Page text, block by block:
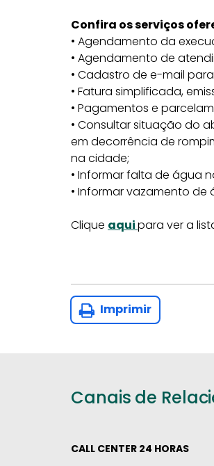
Confira os serviços
• Agendamento da
• Agendamento de
• Cadastro de e-mail
• Fatura simplificada,
• Pagamentos e
• Consultar situação do
em decorrência de
na cidade;
• Informar falta de água
• Informar vazamento
Clique aquipara ver a
Imprimir
Canais de
CALL CENTER 24 HORAS